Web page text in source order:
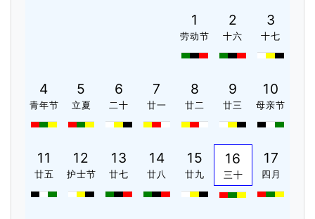
1
劳动节
2
十六
3
十七
4
青年节
5
立夏
6
二十
7
廿一
8
廿二
9
廿三
10
母亲节
11
廿五
12
护士节
13
廿七
14
廿八
15
廿九
16
三十
17
四月